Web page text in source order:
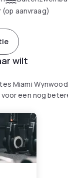
aanvraag)
wilt
Miami
een nog